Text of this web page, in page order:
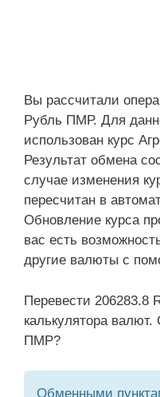
Вы рассчитали
Рубль ПМР. Для
использован курс
Результат обмена
случае изменения
пересчитан в
Обновление курса
вас есть
другие валюты с
Перевести 206283.8
калькулятора
ПМР?
Обменными